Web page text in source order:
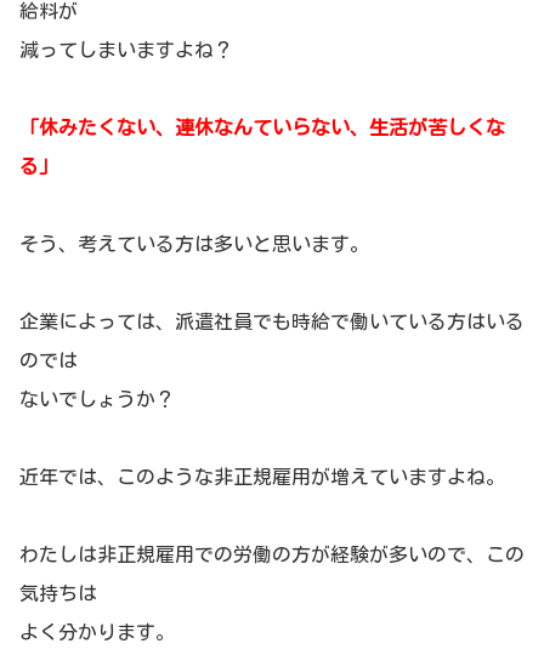
給料が
減ってしまいますよね？
「休みたくない、連休なんていらない、生活が苦しくな
る」
そう、考えている方は多いと思います。
企業によっては、派遣社員でも時給で働いている方はいる
のでは
ないでしょうか？
近年では、このような非正規雇用が増えていますよね。
わたしは非正規雇用での労働の方が経験が多いので、この
気持ちは
よく分かります。